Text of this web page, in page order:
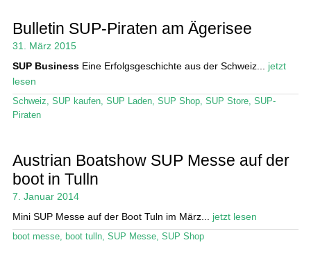
Bulletin SUP-Piraten am Ägerisee
31. März 2015
SUP BusinessEine Erfolgsgeschichte aus der Schweiz... jetzt
lesen
Schweiz, SUP kaufen, SUP Laden, SUP Shop, SUP Store, SUP-
Piraten
Austrian Boatshow SUP Messe auf der
boot in Tulln
7. Januar 2014
Mini SUP Messe auf der Boot Tuln im März... jetzt lesen
boot messe, boot tulln, SUP Messe, SUP Shop